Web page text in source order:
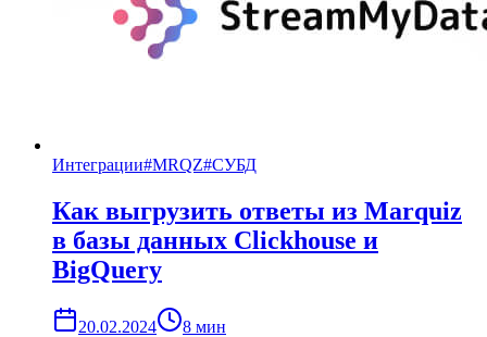
Интеграции#MRQZ#СУБД
Как выгрузить ответы из Marquiz
в базы данных Clickhouse и
BigQuery
20.02.2024 8 мин